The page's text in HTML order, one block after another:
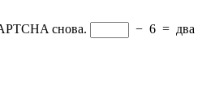
снова. − 6 = два